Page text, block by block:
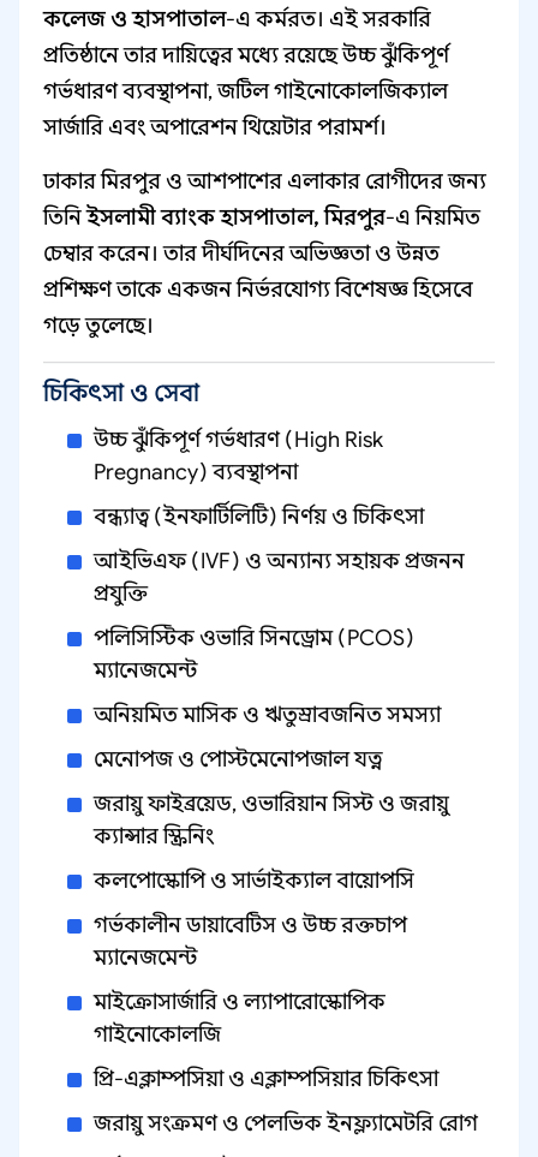
কলেজ ও হাসপাতাল-এ কর্মরত। এই সরকারি
প্রতিষ্ঠানে তার দায়িত্বের মধ্যে রয়েছে উচ্চ ঝুঁকিপূর্ণ
গর্ভধারণ ব্যবস্থাপনা, জটিল গাইনোকোলজিক্যাল
সার্জারি এবং অপারেশন থিয়েটার পরামর্শ।
ঢাকার মিরপুর ও আশপাশের এলাকার রোগীদের জন্য
তিনিইসলামী ব্যাংক হাসপাতাল, মিরপুর-এ নিয়মিত
চেম্বার করেন। তার দীর্ঘদিনের অভিজ্ঞতা ও উন্নত
প্রশিক্ষণ তাকে একজন নির্ভরযোগ্য বিশেষজ্ঞ হিসেবে
গড়ে তুলেছে।
চিকিৎসা ও সেবা
উচ্চ ঝুঁকিপূর্ণ গর্ভধারণ (High Risk
Pregnancy) ব্যবস্থাপনা
বন্ধ্যাত্ব (ইনফার্টিলিটি) নির্ণয় ও চিকিৎসা
আইভিএফ (IVF) ও অন্যান্য সহায়ক প্রজনন
প্রযুক্তি
পলিসিস্টিক ওভারি সিনড্রোম (PCOS)
ম্যানেজমেন্ট
অনিয়মিত মাসিক ও ঋতুস্রাবজনিত সমস্যা
মেনোপজ ও পোস্টমেনোপজাল যত্ন
জরায়ু ফাইব্রয়েড, ওভারিয়ান সিস্ট ও জরায়ু
ক্যান্সার স্ক্রিনিং
কলপোস্কোপি ও সার্ভাইক্যাল বায়োপসি
গর্ভকালীন ডায়াবেটিস ও উচ্চ রক্তচাপ
ম্যানেজমেন্ট
মাইক্রোসার্জারি ও ল্যাপারোস্কোপিক
গাইনোকোলজি
প্রি-এক্লাম্পসিয়া ও এক্লাম্পসিয়ার চিকিৎসা
জরায়ু সংক্রমণ ও পেলভিক ইনফ্ল্যামেটরি রোগ